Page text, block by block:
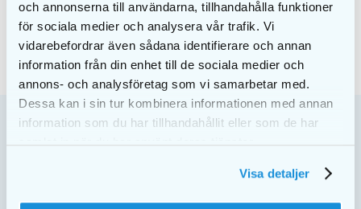
och annonserna till användarna, tillhandahålla funktioner
för sociala medier och analysera vår trafik. Vi
vidarebefordrar även sådana identifierare och annan
information från din enhet till de sociala medier och
annons- och analysföretag som vi samarbetar med.
Dessa kan i sin tur kombinera informationen med annan
information som du har tillhandahållit eller som de har
samlat in när du har använt deras tjänster.
Visa detaljer
Pakke/Leveringsadresse: EKULF AB | Box 11101 600 11
Norrköping, Sverige